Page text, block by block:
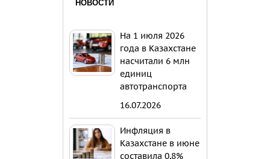
НОВОСТИ
На 1 июля 2026
года в Казахстане
насчитали 6 млн
единиц
автотранспорта
16.07.2026
Инфляция в
Казахстане в июне
составила 0,8%